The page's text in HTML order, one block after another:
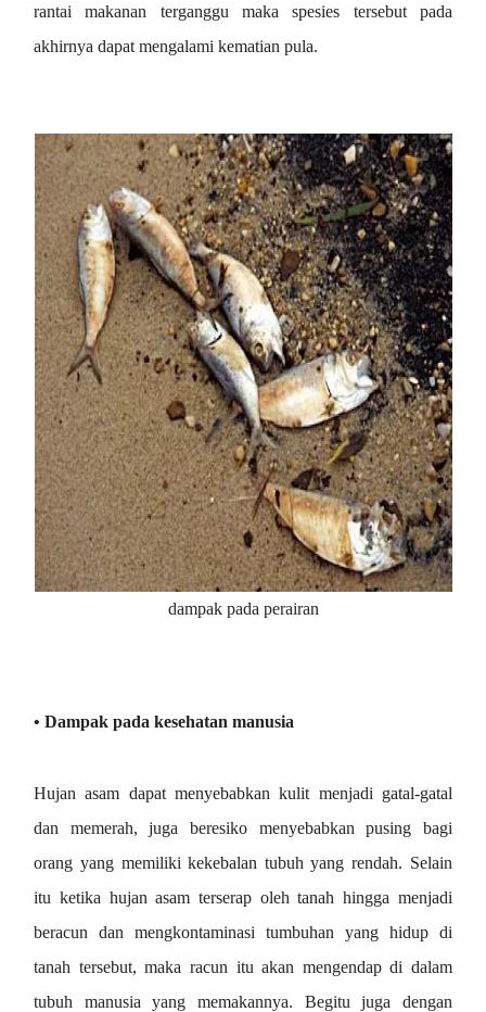
rantai makanan terganggu maka spesies tersebut pada
akhirnya dapat mengalami kematian pula.
dampak pada perairan
• Dampak pada kesehatan manusia
Hujan asam dapat menyebabkan kulit menjadi gatal-gatal
dan memerah, juga beresiko menyebabkan pusing bagi
orang yang memiliki kekebalan tubuh yang rendah. Selain
itu ketika hujan asam terserap oleh tanah hingga menjadi
beracun dan mengkontaminasi tumbuhan yang hidup di
tanah tersebut, maka racun itu akan mengendap di dalam
tubuh manusia yang memakannya. Begitu juga dengan